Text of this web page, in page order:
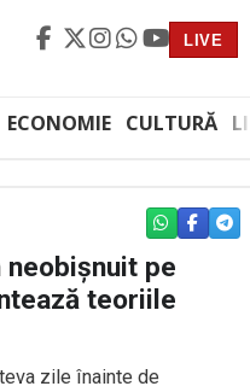
LIVE
ECONOMIE CULTURĂ
WHATSAPP
neobișnuit pe
teoriile
zile înainte de